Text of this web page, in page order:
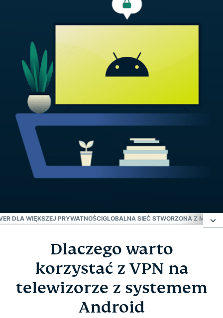
DLA WIĘKSZEJ PRYWATNOŚCIGLOBALNA SIEĆ STWORZONA Z MYŚLĄ
Dlaczego warto korzystać z VPN na telewizorze z
systemem Android
Jak skonfigurować ExpressVPN na Android TV w
trzech prostych krokach
Dlaczego warto
korzystać z VPN na
telewizorze z systemem
Android